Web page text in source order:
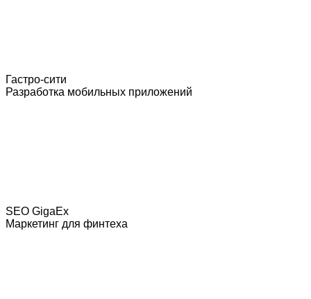
Гастро-сити
Разработка мобильных приложений
SEO GigaEx
Маркетинг для финтеха